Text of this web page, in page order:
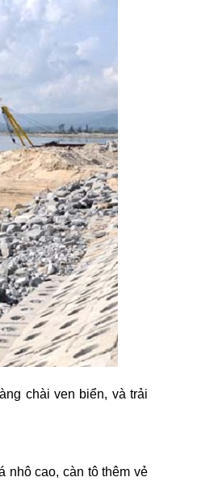
chài ven biển, và trải
nhô cao, càn tô thêm vẻ